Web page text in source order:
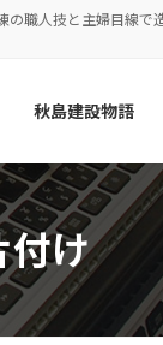
職人技と主婦目線
秋島建設物語
付け